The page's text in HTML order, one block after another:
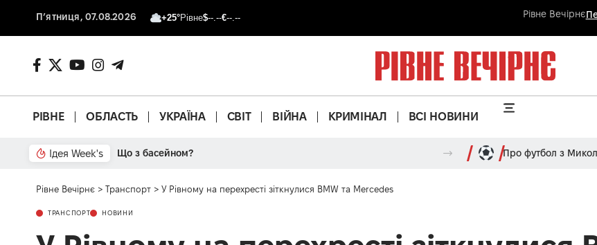
П’ятниця, 07.08.2026 +25°Рівне$--.--€--.-- Рівне Вечірнє
РІВНЕ ОБЛАСТЬ УКРАЇНА СВІТ ВІЙНА КРИМІНАЛ ВСІ НОВИНИ
Ідея Week's Від паркану до картонки Про футбол з
Рівне Вечірнє > Транспорт > У Рівному на перехресті зіткнулися BMW та Mercedes
ТРАНСПОРТ НОВИНИ